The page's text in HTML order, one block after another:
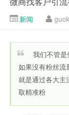
新闻
我们不管是
如果没有粉丝流
就是通过各大主
取精准粉